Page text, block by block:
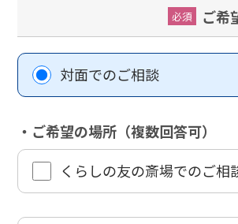
ご希
必須
対面でのご相談
・ご希望の場所（複数回答可）
くらしの友の斎場でのご相